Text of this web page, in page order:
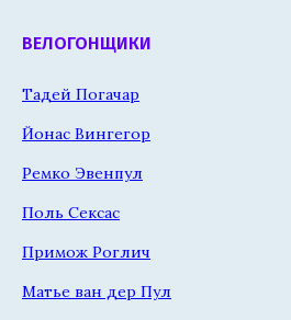
ВЕЛОГОНЩИКИ
Тадей Погачар
Йонас Вингегор
Ремко Эвенпул
Поль Сексас
Примож Роглич
Матье ван дер Пул